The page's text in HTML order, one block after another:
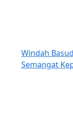
Windah
Semangat